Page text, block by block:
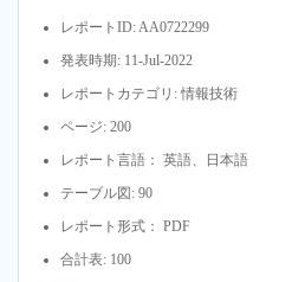
レポートID: AA0722299
発表時期: 11-Jul-2022
レポートカテゴリ: 情報技術
ページ: 200
レポート言語： 英語、日本語
テーブル図: 90
レポート形式： PDF
合計表: 100